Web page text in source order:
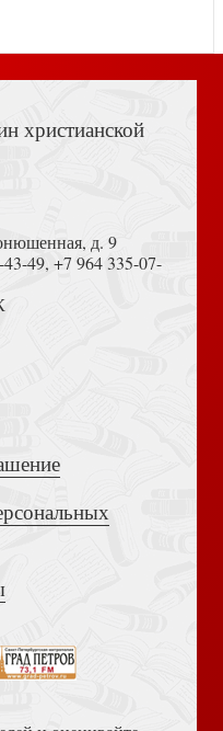
храмы Москвы
и поэмы
славы
Африканский)
России (2024)
д. 9
43-49, +7 964 335-07-